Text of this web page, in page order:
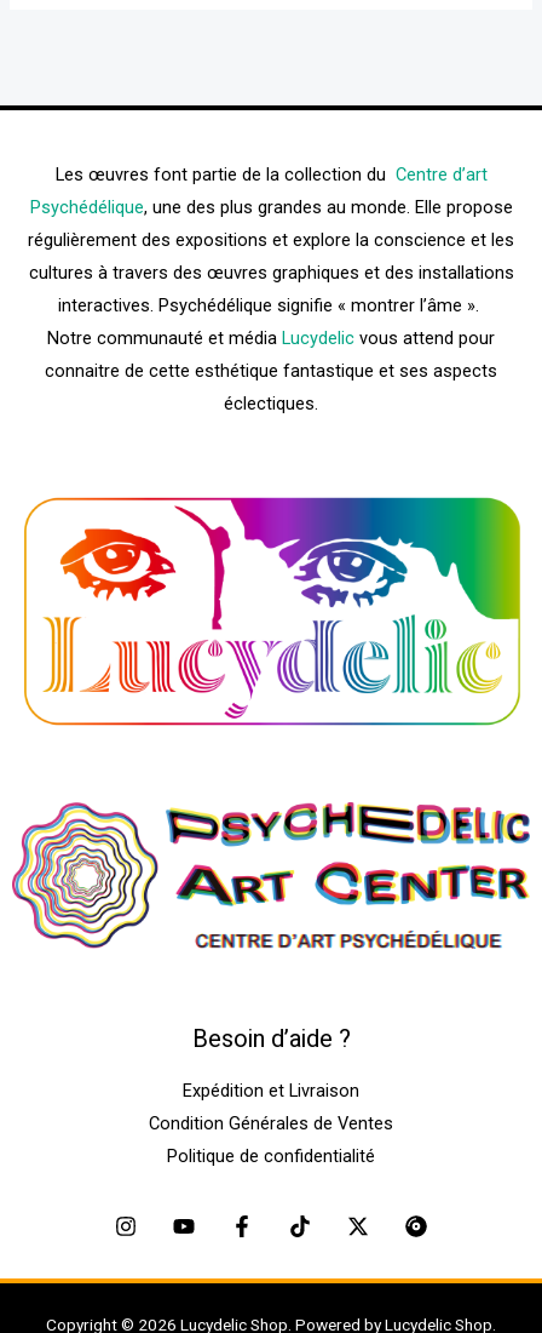
Les œuvres font partie de la collection du Centre d’art
Psychédélique, une des plus grandes au monde. Elle propose
régulièrement des expositions et explore la conscience et les
cultures à travers des œuvres graphiques et des installations
interactives. Psychédélique signifie « montrer l’âme ».
Notre communauté et média Lucydelic vous attend pour
connaitre de cette esthétique fantastique et ses aspects
éclectiques.
Besoin d’aide ?
Expédition et Livraison
Condition Générales de Ventes
Politique de confidentialité
Copyright © 2026 Lucydelic Shop. Powered by Lucydelic Shop.